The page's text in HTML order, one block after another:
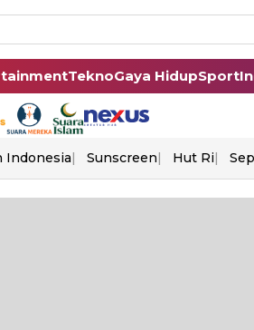
TeknoGaya HidupSport
Indonesia Sunscreen Hut Ri